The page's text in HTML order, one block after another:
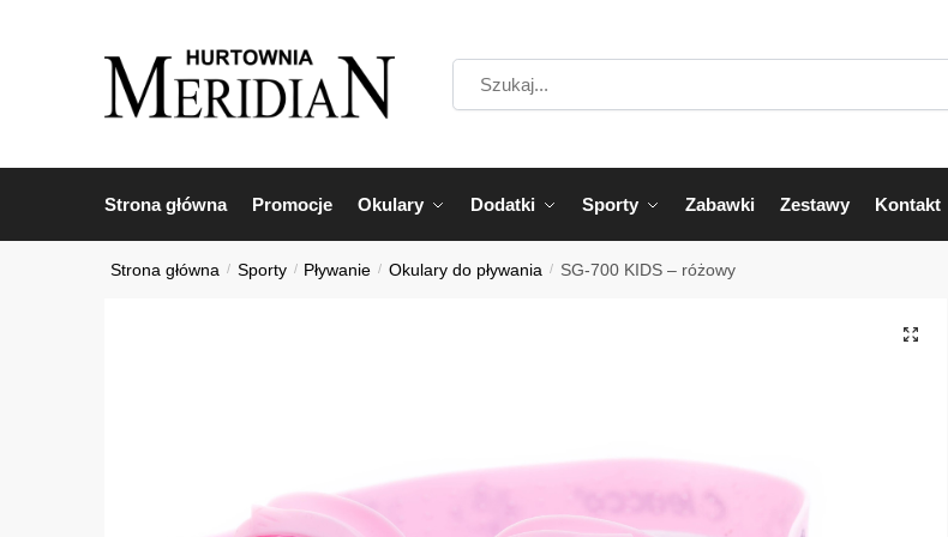
Strona główna Promocje Okulary Dodatki Sporty Zabawki Zestawy Kontakt
Strona główna / Sporty / Pływanie / Okulary do pływania / SG-700 KIDS – różowy